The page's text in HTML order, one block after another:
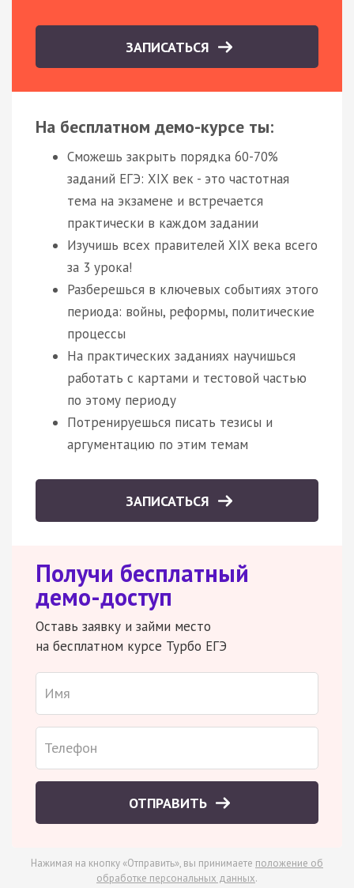
ЗАПИСАТЬСЯ
На бесплатном демо-курсе ты:
Сможешь закрыть порядка 60-70%
заданий ЕГЭ: XIX век - это частотная
тема на экзамене и встречается
практически в каждом задании
Изучишь всех правителей XIX века всего
за 3 урока!
Разберешься в ключевых событиях этого
периода: войны, реформы, политические
процессы
На практических заданиях научишься
работать с картами и тестовой частью
по этому периоду
Потренируешься писать тезисы и
аргументацию по этим темам
ЗАПИСАТЬСЯ
Получи бесплатный
демо-доступ
Оставь заявку и займи место
на бесплатном курсе Турбо ЕГЭ
ОТПРАВИТЬ
Нажимая на кнопку «Отправить», вы принимаете положение об
обработке персональных данных.